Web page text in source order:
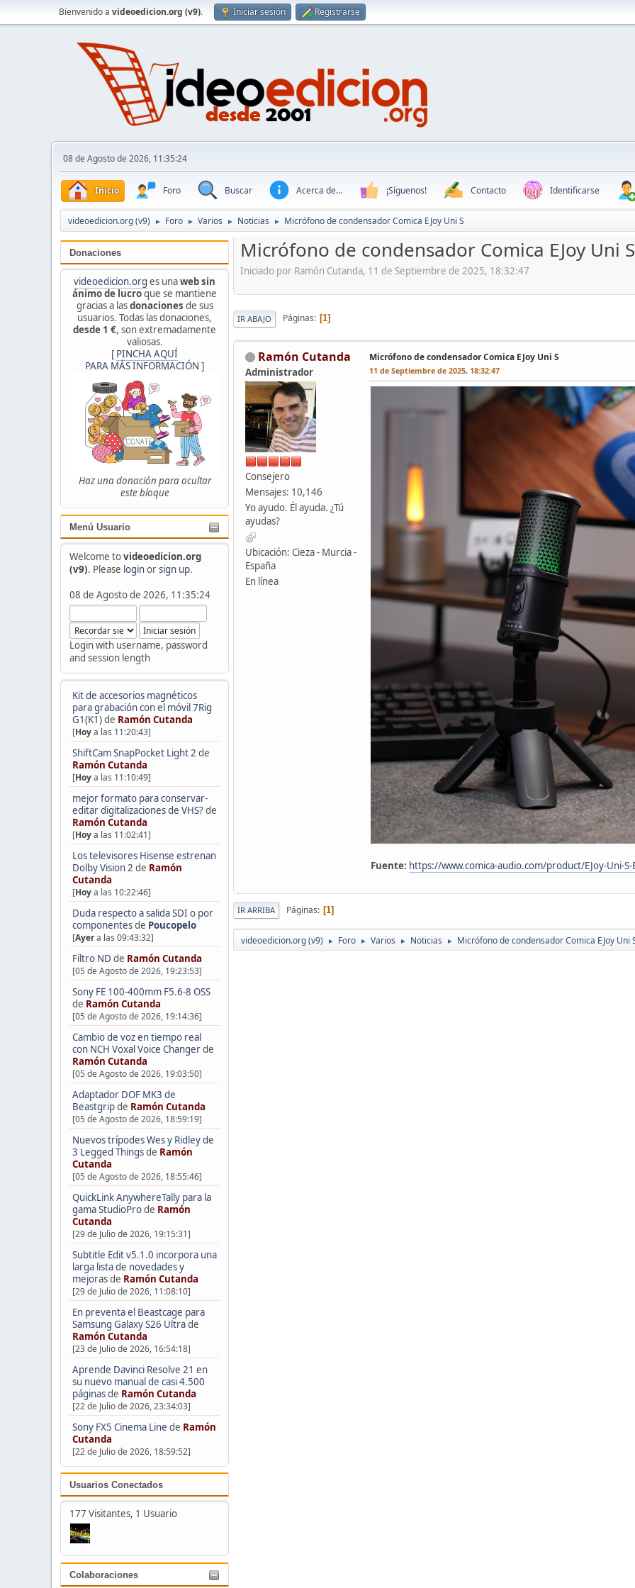
Bienvenido a videoedicion.org (v9). Iniciar sesión Registrarse
08 de Agosto de 2026, 11:35:24
Inicio Foro Buscar Acerca de... ¡Síguenos! Contacto Identificarse
videoedicion.org (v9) ► Foro ► Varios ► Noticias ► Micrófono de condensador Comica EJoy Uni S
Donaciones
videoedicion.org es unaweb sin
ánimo de lucroque se mantiene
gracias a lasdonaciones de sus
usuarios. Todas las donaciones,
desde 1 €, son extremadamente
valiosas.
[ PINCHA AQUÍ
PARA MÁS INFORMACIÓN ]
Haz una donación para ocultar
este bloque
Menú Usuario
Welcome tovideoedicion.org
(v9). Please loginorsign up.
08 de Agosto de 2026, 11:35:24
Login with username, password
and session length
Kit de accesorios magnéticos
para grabación con el móvil 7Rig
G1(K1)de Ramón Cutanda
[Hoya las 11:20:43]
ShiftCam SnapPocket Light 2 de
Ramón Cutanda
[Hoya las 11:10:49]
mejor formato para conservar-
editar digitalizaciones de VHS?de
Ramón Cutanda
[Hoya las 11:02:41]
Los televisores Hisense estrenan
Dolby Vision 2 de Ramón
Cutanda
[Hoya las 10:22:46]
Duda respecto a salida SDI o por
componentesde Poucopelo
[Ayera las 09:43:32]
Filtro ND de Ramón Cutanda
[05 de Agosto de 2026, 19:23:53]
Sony FE 100-400mm F5.6-8 OSS
de Ramón Cutanda
[05 de Agosto de 2026, 19:14:36]
Cambio de voz en tiempo real
con NCH Voxal Voice Changerde
Ramón Cutanda
[05 de Agosto de 2026, 19:03:50]
Adaptador DOF MK3 de
Beastgripde Ramón Cutanda
[05 de Agosto de 2026, 18:59:19]
Nuevos trípodes Wes y Ridley de
3 Legged Thingsde Ramón
Cutanda
[05 de Agosto de 2026, 18:55:46]
QuickLink AnywhereTally para la
gama StudioProde Ramón
Cutanda
[29 de Julio de 2026, 19:15:31]
Subtitle Edit v5.1.0 incorpora una
larga lista de novedades y
mejorasde Ramón Cutanda
[29 de Julio de 2026, 11:08:10]
En preventa el Beastcage para
Samsung Galaxy S26 Ultrade
Ramón Cutanda
[23 de Julio de 2026, 16:54:18]
Aprende Davinci Resolve 21 en
su nuevo manual de casi 4.500
páginasde Ramón Cutanda
[22 de Julio de 2026, 23:34:03]
Sony FX5 Cinema Line de Ramón
Cutanda
[22 de Julio de 2026, 18:59:52]
Usuarios Conectados
177 Visitantes, 1 Usuario
Colaboraciones
Micrófono de condensador Comica EJoy Uni S
Iniciado por Ramón Cutanda, 11 de Septiembre de 2025, 18:32:47
IR ABAJO Páginas 1
Ramón Cutanda
Administrador
Consejero
Mensajes: 10,146
Yo ayudo. Él ayuda. ¿Tú
ayudas?
Ubicación: Cieza - Murcia -
España
En línea
Micrófono de condensador Comica EJoy Uni S
11 de Septiembre de 2025, 18:32:47
Fuente: https://www.comica-audio.com/product/EJoy-Uni-S-
IR ARRIBA Páginas 1
videoedicion.org (v9) ► Foro ► Varios ► Noticias ► Micrófono de condensador Comica EJoy Uni